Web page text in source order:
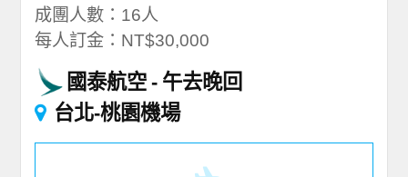
成團人數：16人
每人訂金：NT$30,000
國泰航空
午去晚回
台北-桃園機場